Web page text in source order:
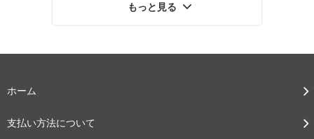
もっと見る
ホーム
支払い方法について